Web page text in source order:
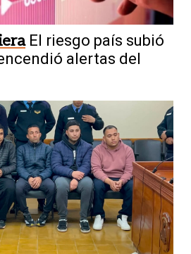
El riesgo país subió
alertas del